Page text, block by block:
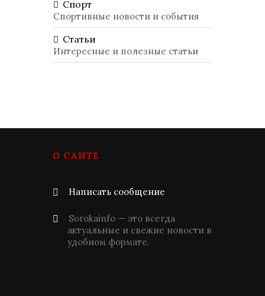
Спорт
Спортивные новости и события
Статьи
Интересные и полезные статьи
О САЙТЕ
Написать сообщение
Sorokainfo — это всегда
актуальные и свежие новости в
удобном формате.